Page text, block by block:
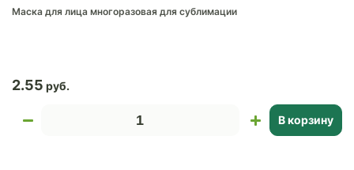
Маска для лица многоразовая для сублимации
2.55
В корзину